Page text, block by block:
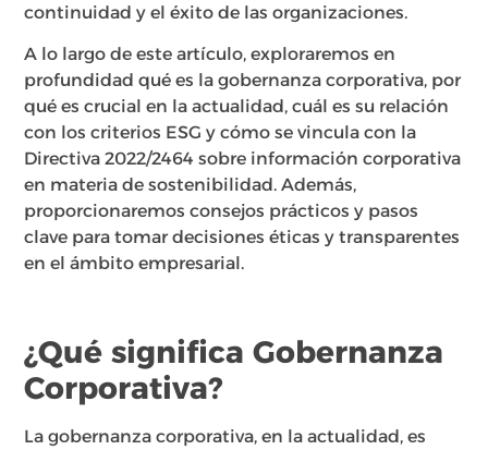
continuidad y el éxito de las organizaciones.
A lo largo de este artículo, exploraremos en
profundidad qué es la gobernanza corporativa, por
qué es crucial en la actualidad, cuál es su relación
con los criterios ESG y cómo se vincula con la
Directiva 2022/2464 sobre información corporativa
en materia de sostenibilidad. Además,
proporcionaremos consejos prácticos y pasos
clave para tomar decisiones éticas y transparentes
en el ámbito empresarial.
¿Qué significa Gobernanza
Corporativa?
La gobernanza corporativa, en la actualidad, es